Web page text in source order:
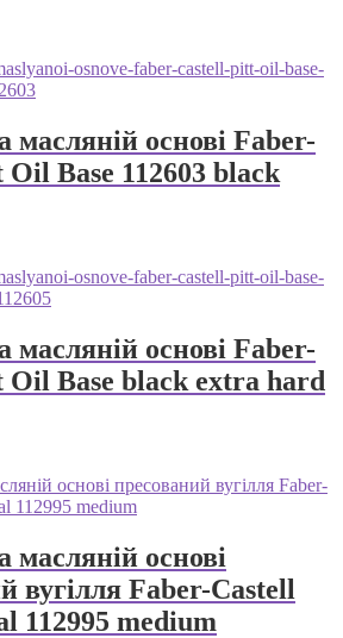
масляній основі Faber-
Base 112603 black
масляній основі Faber-
Oil Base black extra hard
масляній основі
вугілля Faber-Castell
112995 medium